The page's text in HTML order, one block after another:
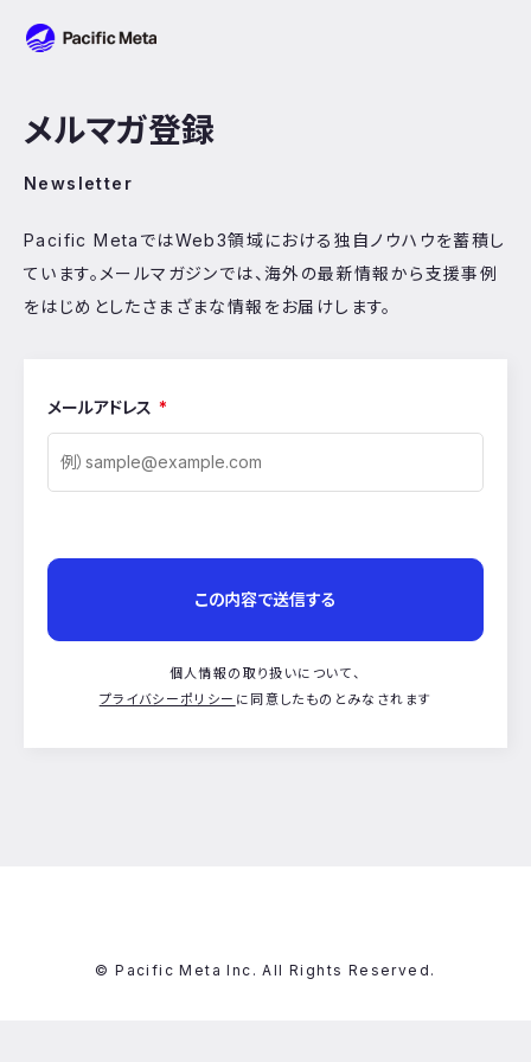
メルマガ登録
Newsletter
Pacific MetaではWeb3領域における独自ノウハウを蓄積し
ています。メールマガジンでは、海外の最新情報から支援事例
をはじめとしたさまざまな情報をお届けします。
メールアドレス *
個人情報の取り扱いについて、
プライバシーポリシー に同意したものとみなされます
© Pacific Meta Inc. All Rights Reserved.